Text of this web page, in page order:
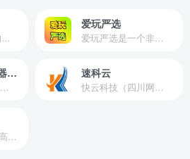
慈云数据 – 优秀的云服务器服务商，提供最具有性价比的产品。慈云数据是开发者必不可少的良心云
爱玩严选
爱玩严选是一个非常有保障且性价比极高的虚拟商城，包括但不限于苹果证书、技术指导、会员充值等多种虚拟服务！
莱卡云 – 云服务器提供商
莱卡云布局全球多个地理区域。提供服务有：境外云服务器、国内云服务器、独立服务器、服务器托管、CDN、SSL证书、游戏服务器等业务。
速科云
快云科技（四川网联快云科技有限公司）成立于2021年，主营互联网业务平台服务提供商。公司专注为用户提供低价高性能云计算产品，致力于云计算应用的易用性开发，并引导云计算在国内普及
量芯云 - 提供CN2高速香港美国云服务器&专业高防服务器租用等云服务器供应商